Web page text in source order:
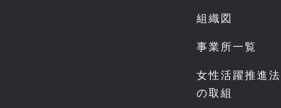
組織図
事業所一覧
女性活躍推進
の取組